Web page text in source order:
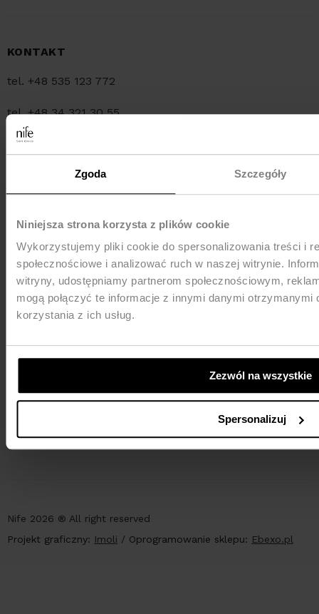
Zgoda Szczegóły
Niniejsza strona korzysta z plików cookie
Wykorzystujemy pliki cookie do spersonalizowania treści i
społecznościowe i analizować ruch w naszej witrynie.
witryny, udostępniamy partnerom społecznościowym,
mogą połączyć te informacje z innymi danymi
korzystania z ich usług.
Zezwól na wszystkie
Spersonalizuj
KONTAKT
tel. +48 535 123 772
tel. +48 34 321 30 55
e-mail:
MEDIA e-mail:pr@nife.pl
WYSYŁKA
Nife 2026 ® All right reserved
Projekt graficzny: Imoli / Oprogramowanie sklepu: Ebexo.pl